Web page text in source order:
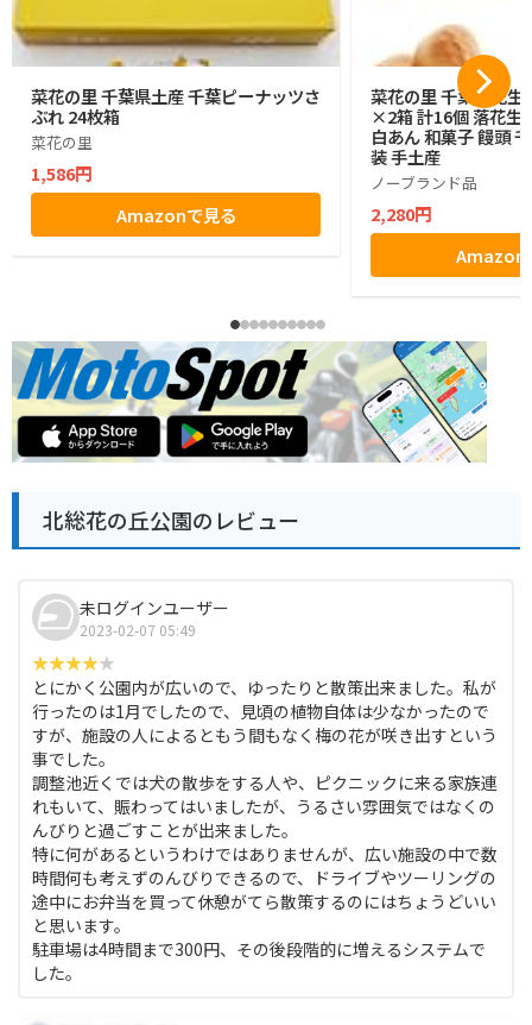
菜花の里 千葉県土産 千葉ピーナッツさ
ぶれ 24枚箱
菜花の里
1,586円
Amazonで見る
菜花の里 千葉落花生
×2箱 計16個 落花生
白あん 和菓子 饅頭
装 手土産
ノーブランド品
2,280円
Amazon
北総花の丘公園のレビュー
未ログインユーザー
2023-02-07 05:49
とにかく公園内が広いので、ゆったりと散策出来ました。私が
行ったのは1月でしたので、見頃の植物自体は少なかったので
すが、施設の人によるともう間もなく梅の花が咲き出すという
事でした。
調整池近くでは犬の散歩をする人や、ピクニックに来る家族連
れもいて、賑わってはいましたが、うるさい雰囲気ではなくの
んびりと過ごすことが出来ました。
特に何があるというわけではありませんが、広い施設の中で数
時間何も考えずのんびりできるので、ドライブやツーリングの
途中にお弁当を買って休憩がてら散策するのにはちょうどいい
と思います。
駐車場は4時間まで300円、その後段階的に増えるシステムで
した。